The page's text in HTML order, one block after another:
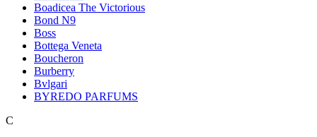
Boadicea The Victorious
Bond N9
Boss
Bottega Veneta
Boucheron
Burberry
Bvlgari
BYREDO PARFUMS
C